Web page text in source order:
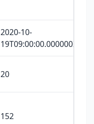
2020-10-
19T09:00:00.000000Z
20
152